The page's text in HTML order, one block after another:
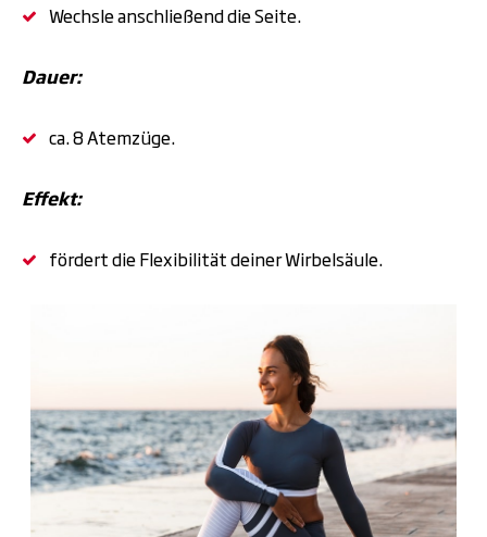
Wechsle anschließend die Seite.
Dauer:
ca. 8 Atemzüge.
Effekt:
fördert die Flexibilität deiner Wirbelsäule.